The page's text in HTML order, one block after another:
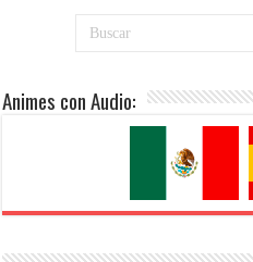
Animes con Audio: